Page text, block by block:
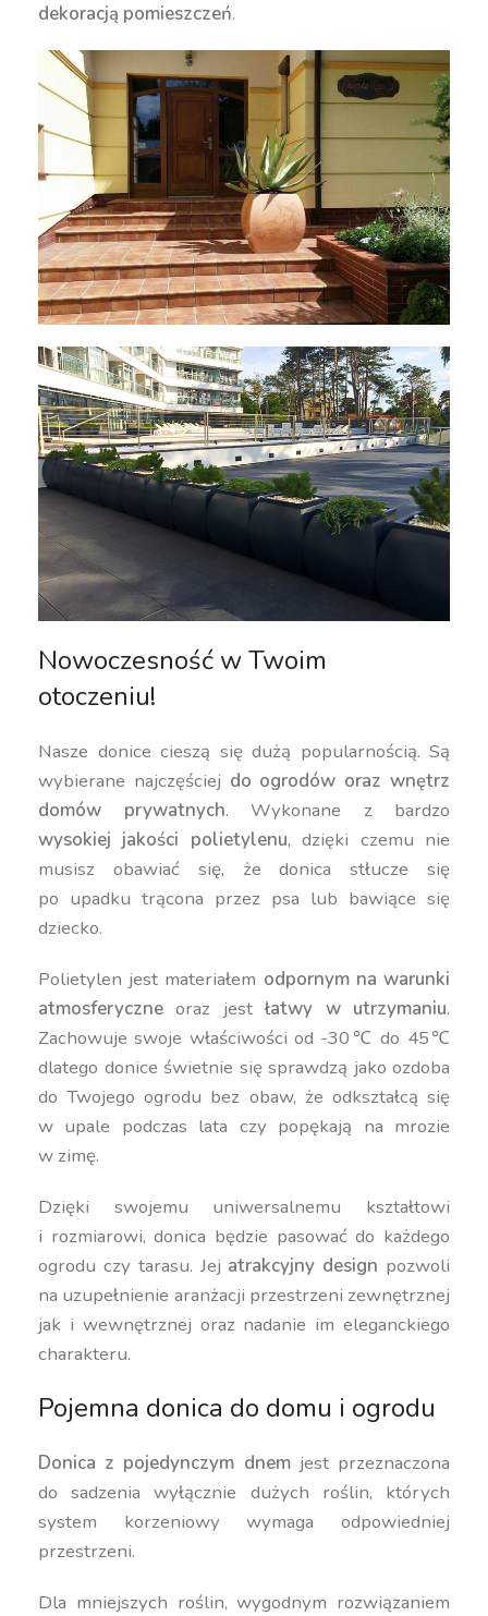
dekoracją pomieszczeń.
Nowoczesność w Twoim
otoczeniu!
Nasze donice cieszą się dużą popularnością. Są
wybierane najczęściej do ogrodów oraz wnętrz
domów prywatnych. Wykonane z bardzo
wysokiej jakości polietylenu, dzięki czemu nie
musisz obawiać się, że donica stłucze się
po upadku trącona przez psa lub bawiące się
dziecko.
Polietylen jest materiałem odpornym na warunki
atmosferyczne oraz jestłatwy w utrzymaniu.
Zachowuje swoje właściwości od -30℃ do 45℃
dlatego donice świetnie się sprawdzą jako ozdoba
do Twojego ogrodu bez obaw, że odkształcą się
w upale podczas lata czy popękają na mrozie
w zimę.
Dzięki swojemu uniwersalnemu kształtowi
i rozmiarowi, donica będzie pasować do każdego
ogrodu czy tarasu. Jej atrakcyjny design pozwoli
na uzupełnienie aranżacji przestrzeni zewnętrznej
jak i wewnętrznej oraz nadanie im eleganckiego
charakteru.
Pojemna donica do domu i ogrodu
Donica z pojedynczym dnemjest przeznaczona
do sadzenia wyłącznie dużych roślin, których
system korzeniowy wymaga odpowiedniej
przestrzeni.
Dla mniejszych roślin, wygodnym rozwiązaniem